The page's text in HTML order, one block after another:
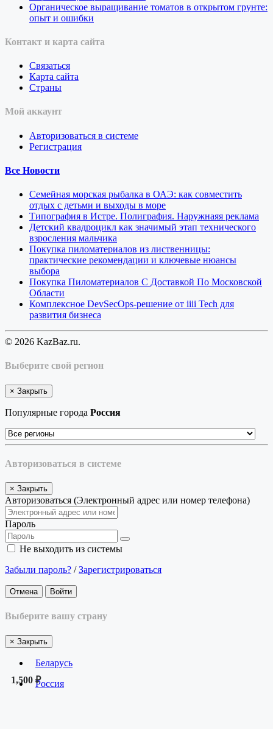
1,500 ₽
Органическое выращивание томатов в открытом грунте:
опыт и ошибки
Контакт и карта сайта
Связаться
Карта сайта
Страны
Мой аккаунт
Авторизоваться в системе
Регистрация
Все Новости
Семейная морская рыбалка в ОАЭ: как совместить
отдых с детьми и выходы в море
Типография в Истре. Полиграфия. Наружнаяя реклама
Детский квадроцикл как значимый этап технического
взросления мальчика
Покупка пиломатериалов из лиственницы:
практические рекомендации и ключевые нюансы
выбора
Покупка Пиломатериалов С Доставкой По Московской
Области
Комплексное DevSecOps-решение от iiii Tech для
развития бизнеса
© 2026 KazBaz.ru.
Выберите свой регион
× Закрыть
Популярные города Россия
Авторизоваться в системе
× Закрыть
Авторизоваться (Электронный адрес или номер телефона)
Пароль
Не выходить из системы
Забыли пароль? /Зарегистрироваться
Отмена Войти
Выберите вашу страну
× Закрыть
Беларусь
Россия